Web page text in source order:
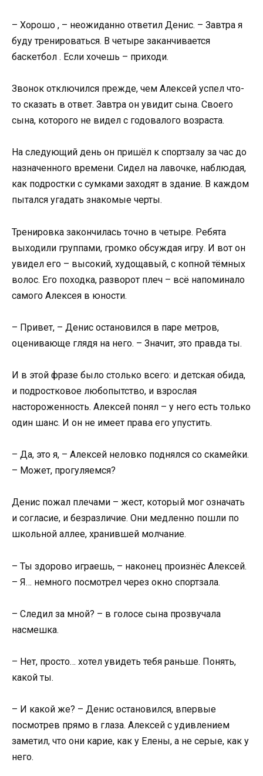
– Хорошо , – неожиданно ответил Денис. – Завтра я
буду тренироваться. В четыре заканчивается
баскетбол . Если хочешь – приходи.
Звонок отключился прежде, чем Алексей успел что-
то сказать в ответ. Завтра он увидит сына. Своего
сына, которого не видел с годовалого возраста.
На следующий день он пришёл к спортзалу за час до
назначенного времени. Сидел на лавочке, наблюдая,
как подростки с сумками заходят в здание. В каждом
пытался угадать знакомые черты.
Тренировка закончилась точно в четыре. Ребята
выходили группами, громко обсуждая игру. И вот он
увидел его – высокий, худощавый, с копной тёмных
волос. Его походка, разворот плеч – всё напоминало
самого Алексея в юности.
– Привет, – Денис остановился в паре метров,
оценивающе глядя на него. – Значит, это правда ты.
И в этой фразе было столько всего: и детская обида,
и подростковое любопытство, и взрослая
настороженность. Алексей понял – у него есть только
один шанс. И он не имеет права его упустить.
– Да, это я, – Алексей неловко поднялся со скамейки.
– Может, прогуляемся?
Денис пожал плечами – жест, который мог означать
и согласие, и безразличие. Они медленно пошли по
школьной аллее, хранившей молчание.
– Ты здорово играешь, – наконец произнёс Алексей.
– Я… немного посмотрел через окно спортзала.
– Следил за мной? – в голосе сына прозвучала
насмешка.
– Нет, просто… хотел увидеть тебя раньше. Понять,
какой ты.
– И какой же? – Денис остановился, впервые
посмотрев прямо в глаза. Алексей с удивлением
заметил, что они карие, как у Елены, а не серые, как у
него.